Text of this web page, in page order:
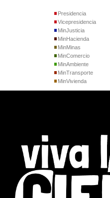
Presidencia
Vicepresidencia
MinJusticia
MinHacienda
MinMinas
MinComercio
MinAmbiente
MinTransporte
MinVivienda